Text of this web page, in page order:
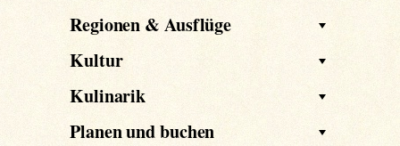
Regionen & Ausflüge
Kultur
Kulinarik
Planen und buchen